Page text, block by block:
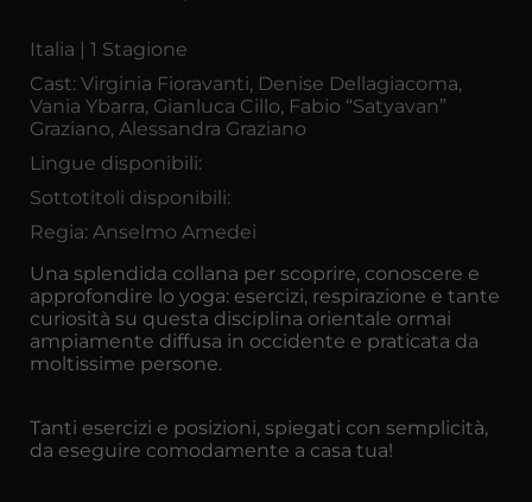
Italia | 1 Stagione
Cast: Virginia Fioravanti, Denise Dellagiacoma,
Vania Ybarra, Gianluca Cillo, Fabio “Satyavan”
Graziano, Alessandra Graziano
Lingue disponibili:
Sottotitoli disponibili:
Regia: Anselmo Amedei
Una splendida collana per scoprire, conoscere e
approfondire lo yoga: esercizi, respirazione e tante
curiosità su questa disciplina orientale ormai
ampiamente diffusa in occidente e praticata da
moltissime persone.
Tanti esercizi e posizioni, spiegati con semplicità,
da eseguire comodamente a casa tua!